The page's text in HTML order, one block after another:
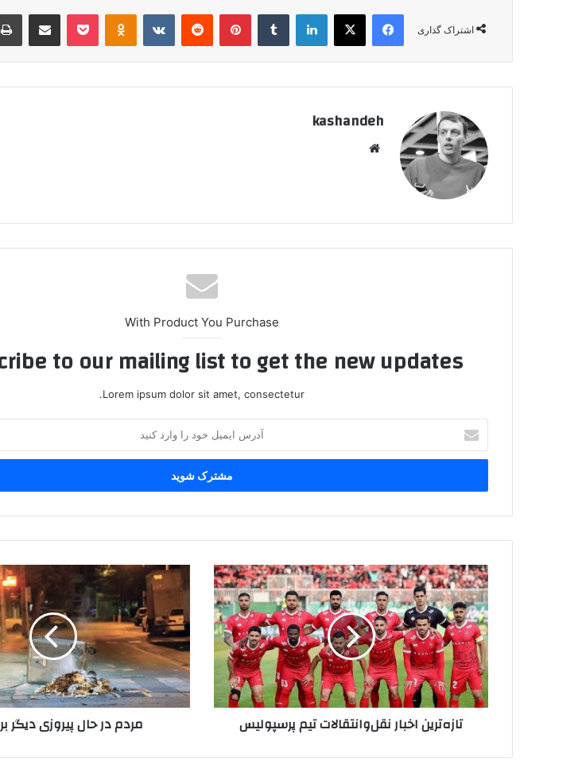
اشتراک گذاری
فیسبوکایکس لینکداین تامبلر پینتریستReddit
VKontakte
Odnoklassniki
پاکت اشتراک گذاری با ایمیل
kashandeh
With Product You Purchase
to our mailing list to get the new updates!
Lorem ipsum dolor sit amet, consectetur.
ایمیل
خود
وارد
تازه‌ترین
اخبار
نقل‌وانتقالات
تیم
پرسپولیس
تازه‌ترین اخبار نقل‌وانتقالات تیم پرسپولیس
مردم
در
حال
پیروزی
دیگر
بر
آمریکا
مردم در حال پیروزی دیگر